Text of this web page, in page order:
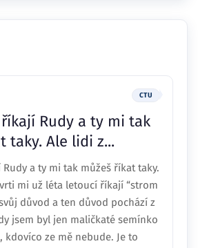
CTU
Rudy a ty mi tak
taky. Ale lidi z...
a ty mi tak můžeš říkat taky.
mi už léta letoucí říkají “strom
důvod a ten důvod pochází z
jsem byl jen maličkaté semínko
kdovíco ze mě nebude. Je to